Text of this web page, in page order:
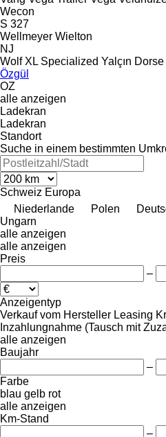
Wecon
S 327
Wellmeyer Wielton
NJ
Wolf XL Specialized Yalçın Dorse
Özgül
OZ
alle anzeigen
Ladekran
Ladekran
Standort
Suche in einem bestimmten
Schweiz Europa
Niederlande
Polen
Ungarn
alle anzeigen
alle anzeigen
Preis
–
Anzeigentyp
Verkauf vom Hersteller Leasing
Inzahlungnahme (Tausch mit
alle anzeigen
Baujahr
–
Farbe
blau gelb rot
alle anzeigen
Km-Stand
–